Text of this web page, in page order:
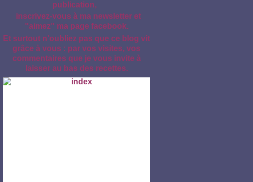
publication,
inscrivez-vous à ma newsletter et
"aimez" ma page facebook.
Et surtout n'oubliez pas que ce blog vit
grâce à vous : par vos visites, vos
commentaires que je vous invite à
laisser au bas des recettes.